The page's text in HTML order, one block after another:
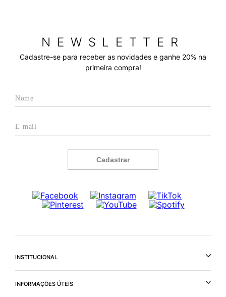
NEWSLETTER
Cadastre-se para receber as novidades e ganhe 20% na
primeira compra!
Cadastrar
INSTITUCIONAL
INFORMAÇÕES ÚTEIS